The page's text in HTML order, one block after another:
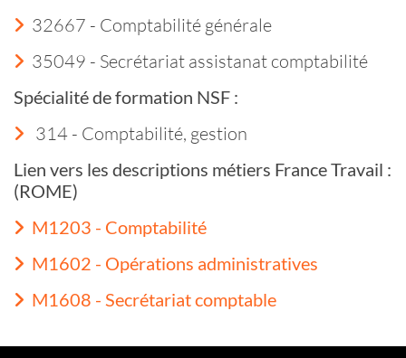
32667 - Comptabilité générale
35049 - Secrétariat assistanat comptabilité
Spécialité de formation NSF :
314 - Comptabilité, gestion
Lien vers les descriptions métiers France Travail :
(ROME)
M1203 - Comptabilité
M1602 - Opérations administratives
M1608 - Secrétariat comptable